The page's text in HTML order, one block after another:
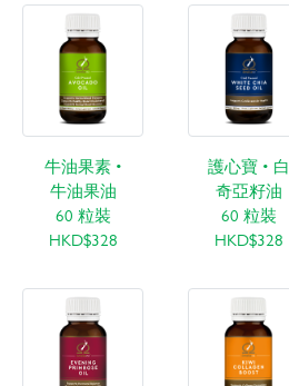
牛油果素 •
牛油果油
60 粒裝
HKD$328
護心寶 • 白
奇亞籽油
60 粒裝
HKD$328